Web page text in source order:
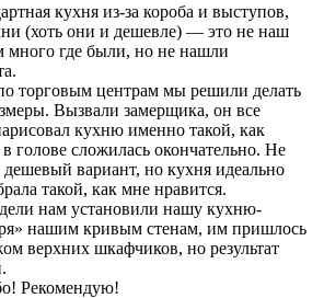
кухня из-за короба и выступов,
(хоть они и дешевле) — это не наш
где были, но не нашли
торговым центрам мы решили делать
Вызвали замерщика, он все
кухню именно такой, как
голове сложилась окончательно. Не
вариант, но кухня идеально
такой, как мне нравится.
нам установили нашу кухню-
нашим кривым стенам, им пришлось
верхних шкафчиков, но результат
Рекомендую!